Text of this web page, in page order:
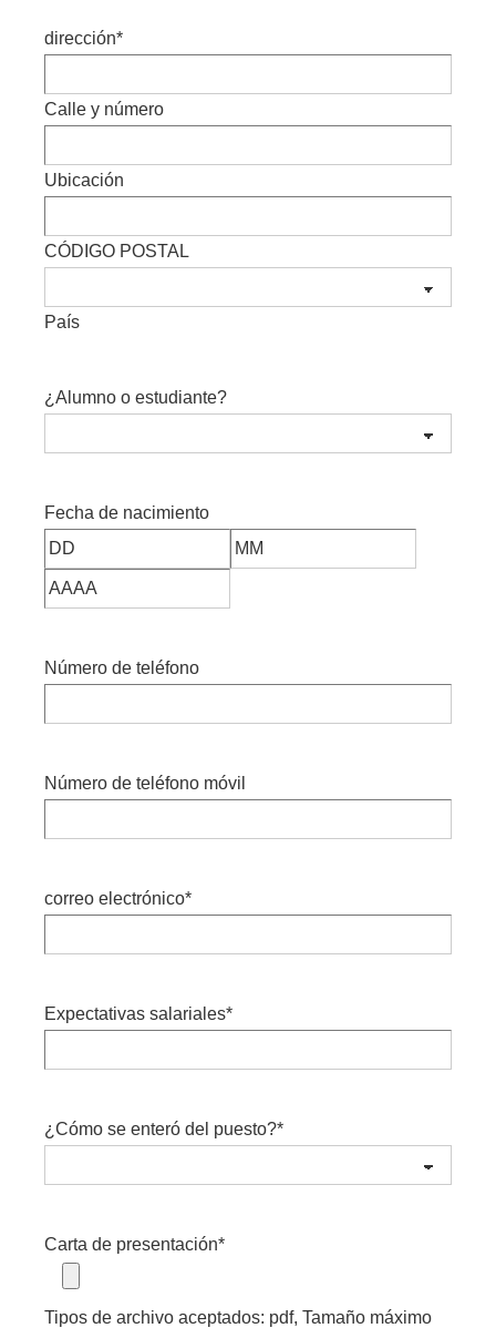
dirección*
Calle y número
Ubicación
CÓDIGO POSTAL
País
¿Alumno o estudiante?
Fecha de nacimiento
Número de teléfono
Número de teléfono móvil
correo electrónico*
Expectativas salariales*
¿Cómo se enteró del puesto?*
Carta de presentación*
Tipos de archivo aceptados: pdf, Tamaño máximo